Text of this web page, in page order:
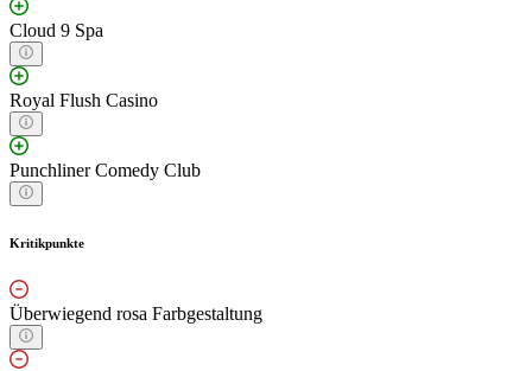
Cloud 9 Spa
Royal Flush Casino
Punchliner Comedy Club
Kritikpunkte
Überwiegend rosa Farbgestaltung